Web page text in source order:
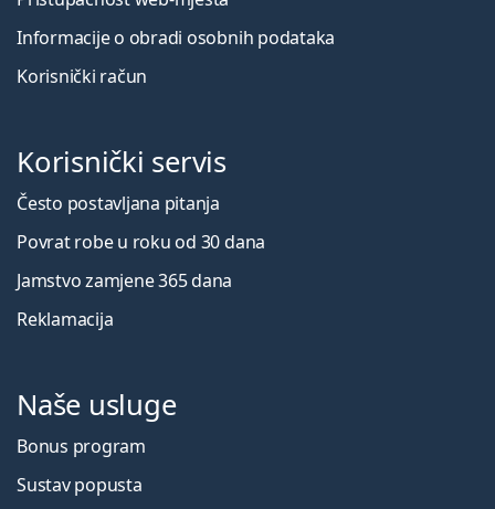
Informacije o obradi osobnih podataka
Korisnički račun
Korisnički servis
Često postavljana pitanja
Povrat robe u roku od 30 dana
Jamstvo zamjene 365 dana
Reklamacija
Naše usluge
Bonus program
Sustav popusta